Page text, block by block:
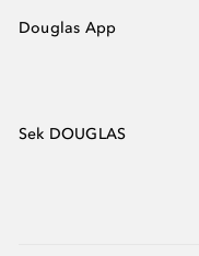
Douglas App
Sek DOUGLAS